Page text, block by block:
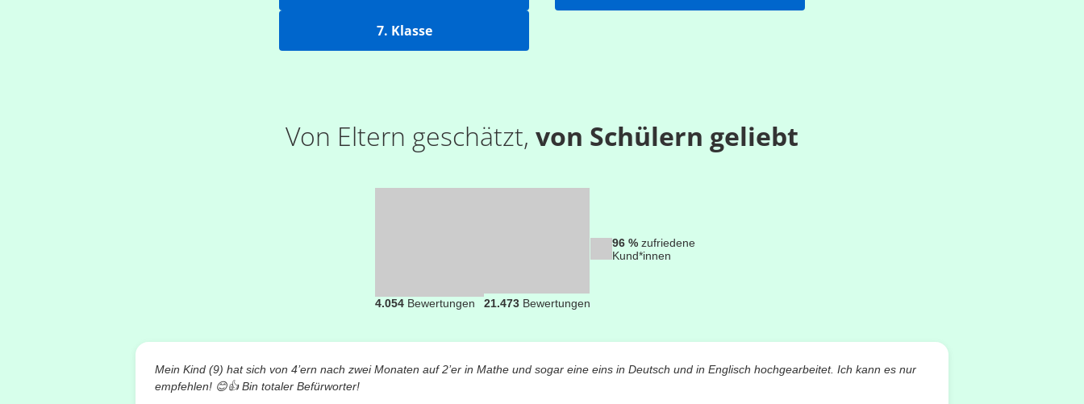
7. Klasse
Von Eltern geschätzt, von Schülern geliebt
4.054Bewertungen 21.473Bewertungen
96 %zufriedene
Kund*innen
Mein Kind (9) hat sich von 4’ern nach zwei Monaten auf 2’er in Mathe und sogar eine eins in Deutsch und in Englisch hochgearbeitet. Ich kann es nur
empfehlen! 😊👍Bin totaler Befürworter!